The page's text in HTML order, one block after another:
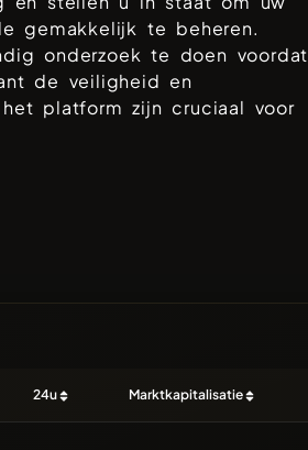
gemakkelijk te beheren.
onderzoek te doen voordat
de veiligheid en
platform zijn cruciaal voor
24u Marktkapitalisatie